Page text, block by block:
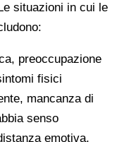
situazioni in cui le
preoccupazione
fisici
mancanza di
senso
emotiva,